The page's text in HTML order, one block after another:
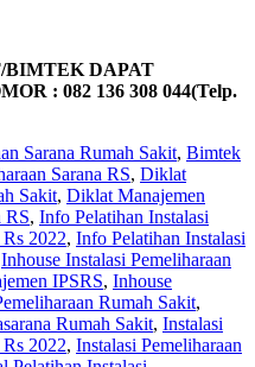
DAPAT
: 082 136 308 044(Telp.
Sarana Rumah Sakit, Bimtek
Sarana RS, Diklat
Sakit, Diklat Manajemen
RS, Info Pelatihan Instalasi
Rs 2022, Info Pelatihan Instalasi
Inhouse Instalasi Pemeliharaan
IPSRS, Inhouse
Rumah Sakit,
Rumah Sakit, Instalasi
Rs 2022, Instalasi Pemeliharaan